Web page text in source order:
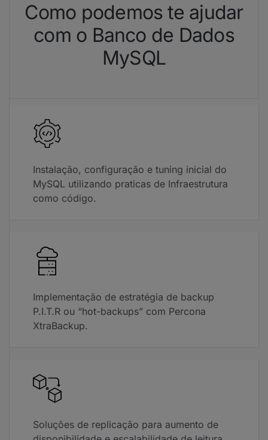
Como podemos te ajudar
com o Banco de Dados
MySQL
Instalação, configuração e tuning inicial do
MySQL utilizando praticas de Infraestrutura
como código.
Implementação de estratégia de backup
P.I.T.R ou “hot-backups” com Percona
XtraBackup.
Soluções de replicação para aumento de